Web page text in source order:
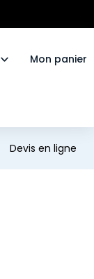
Mon panier
Devis en ligne